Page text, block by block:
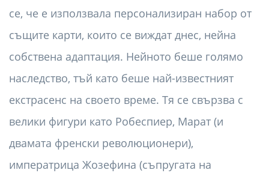
се, че е използвала персонализиран набор от
същите карти, които се виждат днес, нейна
собствена адаптация. Нейното беше голямо
наследство, тъй като беше най-известният
екстрасенс на своето време. Тя се свързва с
велики фигури като Робеспиер, Марат (и
двамата френски революционери),
императрица Жозефина (съпругата на